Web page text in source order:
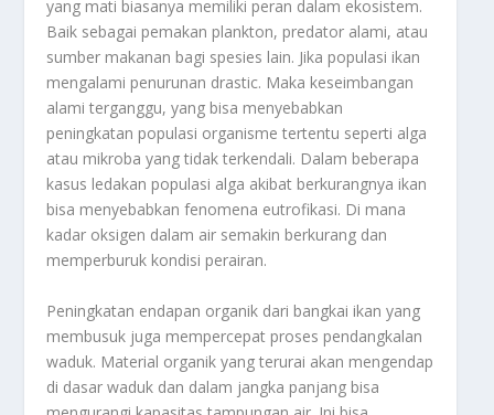
yang mati biasanya memiliki peran dalam ekosistem.
Baik sebagai pemakan plankton, predator alami, atau
sumber makanan bagi spesies lain. Jika populasi ikan
mengalami penurunan drastic. Maka keseimbangan
alami terganggu, yang bisa menyebabkan
peningkatan populasi organisme tertentu seperti alga
atau mikroba yang tidak terkendali. Dalam beberapa
kasus ledakan populasi alga akibat berkurangnya ikan
bisa menyebabkan fenomena eutrofikasi. Di mana
kadar oksigen dalam air semakin berkurang dan
memperburuk kondisi perairan.
Peningkatan endapan organik dari bangkai ikan yang
membusuk juga mempercepat proses pendangkalan
waduk. Material organik yang terurai akan mengendap
di dasar waduk dan dalam jangka panjang bisa